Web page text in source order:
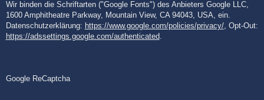
Wir binden die Schriftarten ("Google Fonts") des Anbieters Google LLC,
1600 Amphitheatre Parkway, Mountain View, CA 94043, USA, ein.
Datenschutzerklärung: https://www.google.com/policies/privacy/, Opt-Out:
https://adssettings.google.com/authenticated.
Google ReCaptcha